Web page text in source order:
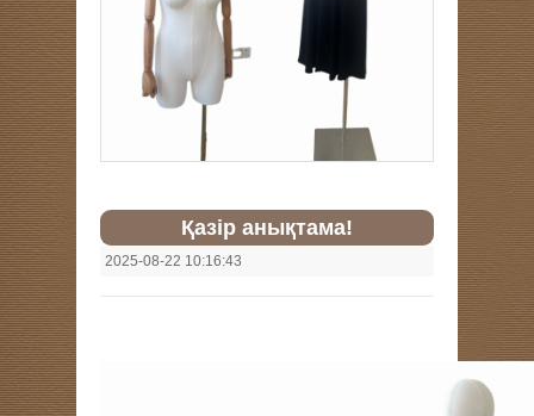
Қазір анықтама!
2025-08-22 10:16:43